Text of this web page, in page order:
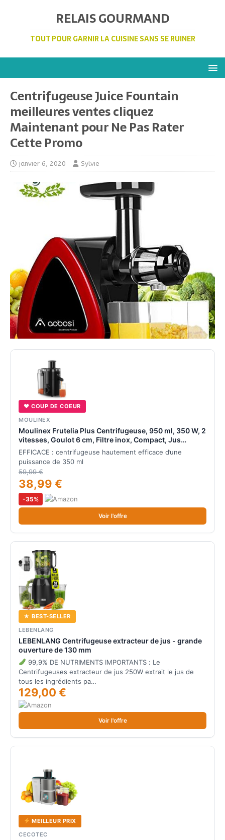
RELAIS GOURMAND
TOUT POUR GARNIR LA CUISINE SANS SE RUINER
Centrifugeuse Juice Fountain
meilleures ventes cliquez
Maintenant pour Ne Pas Rater
Cette Promo
janvier 6, 2020 Sylvie
♥ COUP DE COEUR
MOULINEX
Moulinex Frutelia Plus Centrifugeuse, 950 ml, 350 W, 2
vitesses, Goulot 6 cm, Filtre inox, Compact, Jus
maison de fruits et légumes JU370810, Noir
EFFICACE : centrifugeuse hautement efficace d’une
puissance de 350 ml
59,99 €
38,99 €
-35%
Voir l'offre
★ BEST-SELLER
LEBENLANG
LEBENLANG Centrifugeuse extracteur de jus - grande
ouverture de 130 mm
99,9% DE NUTRIMENTS IMPORTANTS : Le
Centrifugeuses extracteur de jus 250W extrait le jus de
tous les ingrédients pa…
129,00 €
Voir l'offre
MEILLEUR PRIX
CECOTEC